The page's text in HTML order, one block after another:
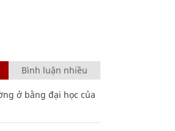
Bình luận nhiều
ở bằng đại học của